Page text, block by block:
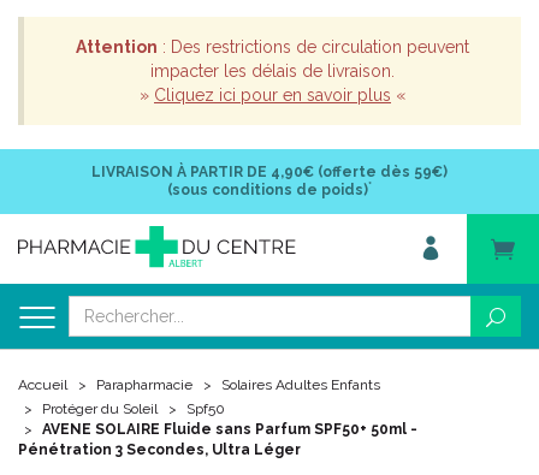
Attention : Des restrictions de circulation peuvent
impacter les délais de livraison.
» Cliquez ici pour en savoir plus «
LIVRAISON À PARTIR DE 4,90€ (offerte dès 59€)
(sous conditions de poids)*
Accueil Parapharmacie
Solaires Adultes Enfants
Protéger du Soleil
Spf50
AVENE SOLAIRE Fluide sans Parfum SPF50+ 50ml -
Pénétration 3 Secondes, Ultra Léger